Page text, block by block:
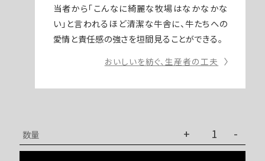
当者から「こんなに綺麗な牧場はなかなかな
い」と言われるほど清潔な牛舎に、牛たちへの
愛情と責任感の強さを垣間見ることができる。
おいしいを紡ぐ、生産者の工夫
数量 -
垣
+